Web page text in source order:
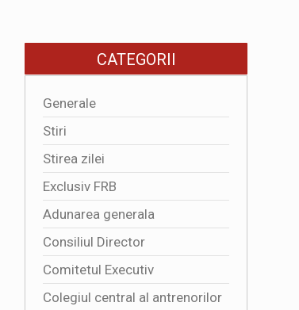
CATEGORII
Generale
Stiri
Stirea zilei
Exclusiv FRB
Adunarea generala
Consiliul Director
Comitetul Executiv
Colegiul central al antrenorilor